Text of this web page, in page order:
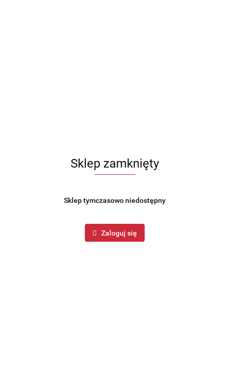
Sklep zamknięty
Sklep tymczasowo niedostępny
Zaloguj się